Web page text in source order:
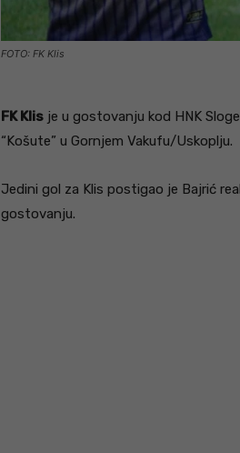
FOTO: FK Klis
FK Klis je u gostovanju kod HNK
“Košute” u Gornjem Vakufu/Uskoplju.
Jedini gol za Klis postigao je Bajrić
gostovanju.